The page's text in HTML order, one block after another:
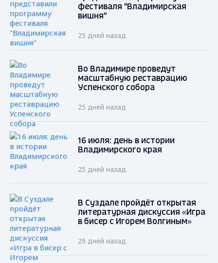
фестиваля "Владимирская
вишня"
25 дней назад
Во Владимире проведут
масштабную реставрацию
Успенского собора
25 дней назад
16 июля: день в истории
Владимирского края
25 дней назад
В Суздале пройдёт открытая
литературная дискуссия «Игра
в бисер с Игорем Волгиным»
29 дней назад